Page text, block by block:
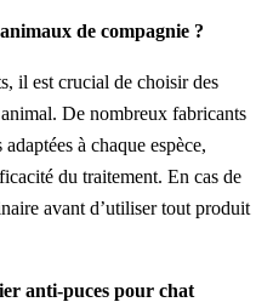
de compagnie ?
il est crucial de choisir des
De nombreux fabricants
à chaque espèce,
du traitement. En cas de
avant d’utiliser tout produit
anti-puces pour chat